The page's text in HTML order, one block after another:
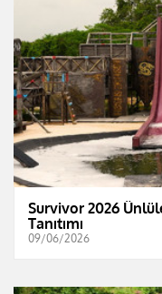
Survivor 2026
Tanıtımı
09/06/2026